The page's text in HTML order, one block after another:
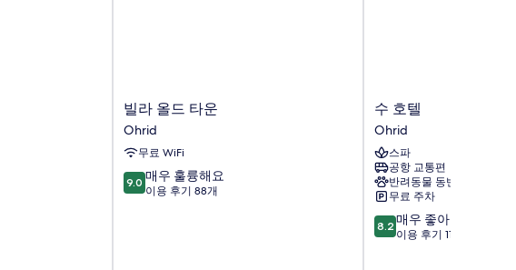
빌
라
올
드
타
운
빌라 올드 타운
Ohrid
무료 WiFi
10
점
9.0 매우 훌륭해요
이용 후기 88개
수
호
텔
Ohrid
수 호텔
Ohrid
스파
공항 교통편
반려동물 동반 가능
무료 주차
10
점
8.2 매우 좋아요
이용 후기 114개